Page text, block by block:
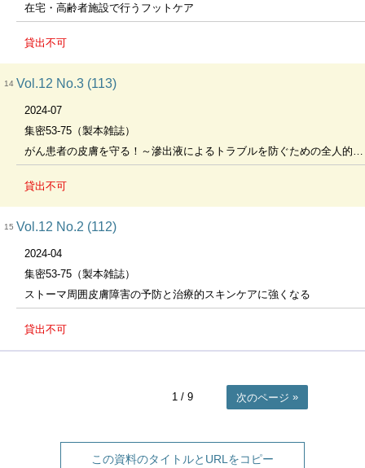
在宅・高齢者施設で行うフットケア
貸出不可
14 Vol.12 No.3 (113)
2024-07
集密53-75（製本雑誌）
がん患者の皮膚を守る！～滲出液によるトラブルを防ぐための全人的スキンケア～
貸出不可
15 Vol.12 No.2 (112)
2024-04
集密53-75（製本雑誌）
ストーマ周囲皮膚障害の予防と治療的スキンケアに強くなる
貸出不可
1 / 9 次のページ
この資料のタイトルとURLをコピー